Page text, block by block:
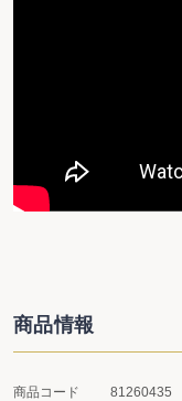
商品情報
商品コード
81260435